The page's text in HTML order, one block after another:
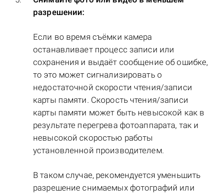
разрешении:
Если во время съёмки камера
останавливает процесс записи или
сохранения и выдаёт сообщение об ошибке,
то это может сигнализировать о
недостаточной скорости чтения/записи
карты памяти. Скорость чтения/записи
карты памяти может быть невысокой как в
результате перегрева фотоаппарата, так и
невысокой скоростью работы
установленной производителем.
В таком случае, рекомендуется уменьшить
разрешение снимаемых фотографий или